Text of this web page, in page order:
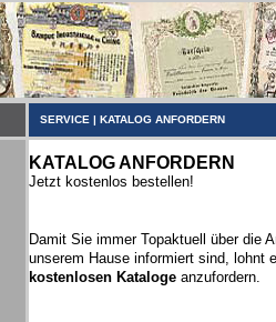
SERVICE | KATALOG ANFORDERN
KATALOG ANFORDERN
Jetzt kostenlos bestellen!
Damit Sie immer Topaktuell über die
unserem Hause informiert sind, lohnt
kostenlosen Kataloge anzufordern.